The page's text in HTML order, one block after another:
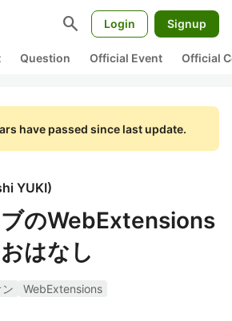
search Login Signup
Question Official Event Official
have passed since last update.
YUKI)
のWebExtensions
はなし
WebExtensions